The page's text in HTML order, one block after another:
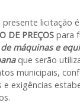
licitação
DE PREÇOS para
máquinas e
que serão
municipais,
e exigências